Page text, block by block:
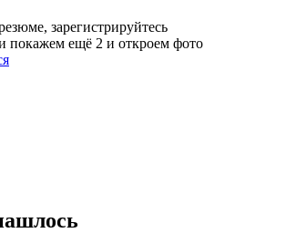
зарегистрируйтесь
покажем ещё 2 и откроем фото